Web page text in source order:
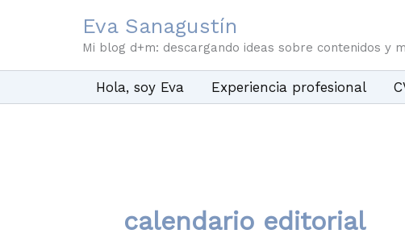
Eva Sanagustín
Mi blog d+m: descargando ideas sobre contenidos y
Hola, soy Eva Experiencia profesional
calendario editorial